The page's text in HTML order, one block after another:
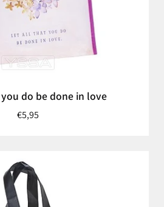
do be done in love
€5,95